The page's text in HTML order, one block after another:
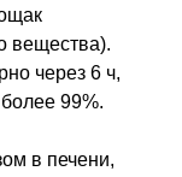
вещества).
через 6 ч,
99%.
в печени,